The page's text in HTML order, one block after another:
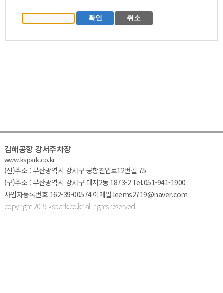
김해공항 강서주차장
www.kspark.co.kr
(신)주소 : 부산광역시 강서구 공항진입로12번길 75
(구)주소 : 부산광역시 강서구 대저2동 1873-2 Tel.051-941-1900
사업자등록번호 162-39-00574이메일 leems2719@naver.com
copyright 2019 kspark.co.kr all rights reserved